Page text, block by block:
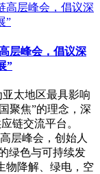
层峰会，倡议深
”
太地区最具影响
聚焦”的理念，深
链交流平台。
层峰会，创始人
绿色与可持续发
物降解、绿电，空